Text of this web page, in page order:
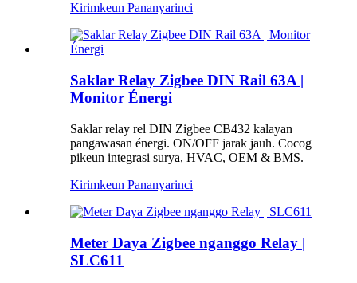
Kirimkeun Pananyarinci
Saklar Relay Zigbee DIN Rail 63A |
Monitor Énergi
Saklar relay rel DIN Zigbee CB432 kalayan
pangawasan énergi. ON/OFF jarak jauh. Cocog
pikeun integrasi surya, HVAC, OEM & BMS.
Kirimkeun Pananyarinci
Meter Daya Zigbee nganggo Relay |
SLC611